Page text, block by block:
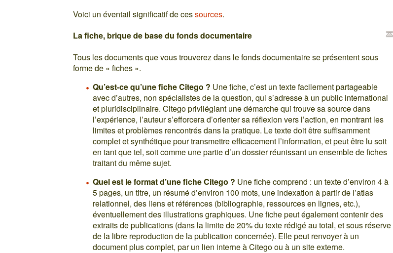
Voici un éventail significatif de cessources.
La fiche, brique de base du fonds documentaire
Tous les documents que vous trouverez dans le fonds documentaire se présentent sous
forme de « fiches ».
Qu’est-ce qu’une fiche Citego ? Une fiche, c’est un texte facilement partageable
avec d’autres, non spécialistes de la question, qui s’adresse à un public international
et pluridisciplinaire. Citego privilégiant une démarche qui trouve sa source dans
l’expérience, l’auteur s’efforcera d’orienter sa réflexion vers l’action, en montrant les
limites et problèmes rencontrés dans la pratique. Le texte doit être suffisamment
complet et synthétique pour transmettre efficacement l’information, et peut être lu soit
en tant que tel, soit comme une partie d’un dossier réunissant un ensemble de fiches
traitant du même sujet.
Quel est le format d’une fiche Citego ? Une fiche comprend : un texte d’environ 4 à
5 pages, un titre, un résumé d’environ 100 mots, une indexation à partir de l’atlas
relationnel, des liens et références (bibliographie, ressources en lignes, etc.),
éventuellement des illustrations graphiques. Une fiche peut également contenir des
extraits de publications (dans la limite de 20% du texte rédigé au total, et sous réserve
de la libre reproduction de la publication concernée). Elle peut renvoyer à un
document plus complet, par un lien interne à Citego ou à un site externe.